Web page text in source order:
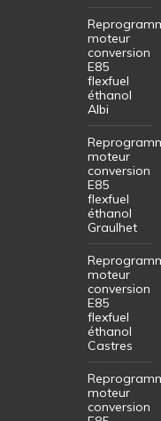
moteur
conversion
E85
flexfuel
éthanol
Albi
moteur
conversion
E85
flexfuel
éthanol
Graulhet
moteur
conversion
E85
flexfuel
éthanol
Castres
moteur
conversion